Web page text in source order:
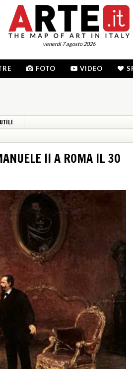
venerdì 7 agosto 2026
FOTO VIDEO
II A ROMA IL 30